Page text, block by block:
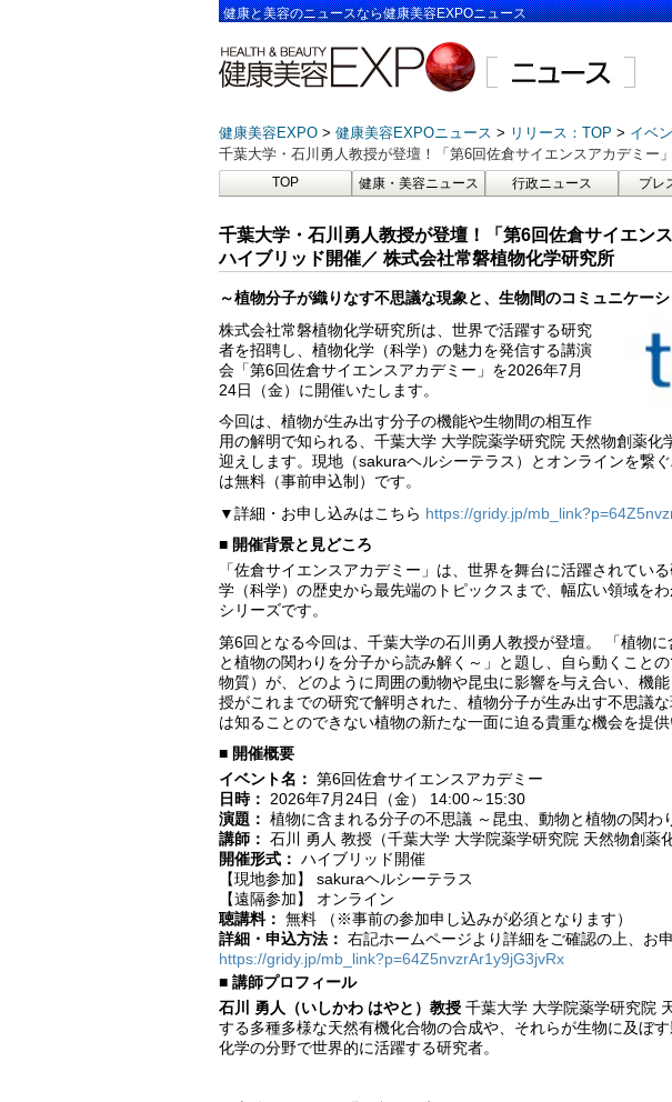
健康と美容のニュースなら健康美容EXPOニュース
健康美容EXPO 健康美容EXPOニュース リリース：TOP
イベ
千葉大学・石川勇人教授が登壇！「第6回佐倉サイエンスアカデミ
TOP 健康・美容ニュース 行政ニュース プレ
千葉大学・石川勇人教授が登壇！「第6回佐倉サイエン
ハイブリッド開催／ 株式会社常磐植物化学研究所
～植物分子が織りなす不思議な現象と、生物間のコミュニケー
株式会社常磐植物化学研究所は、世界で活躍する研究
者を招聘し、植物化学（科学）の魅力を発信する講演
会「第6回佐倉サイエンスアカデミー」を2026年7月
24日（金）に開催いたします。
今回は、植物が生み出す分子の機能や生物間の相互作
用の解明で知られる、千葉大学 大学院薬学研究院 天然物創薬
迎えします。現地（sakuraヘルシーテラス）とオンラインを繋
は無料（事前申込制）です。
▼詳細・お申し込みはこちら https://gridy.jp/
■ 開催背景と見どころ
「佐倉サイエンスアカデミー」は、世界を舞台に活躍されてい
学（科学）の歴史から最先端のトピックスまで、幅広い領域を
シリーズです。
第6回となる今回は、千葉大学の石川勇人教授が登壇。 「植物
と植物の関わりを分子から読み解く～」と題し、自ら動くこと
物質）が、どのように周囲の動物や昆虫に影響を与え合い、機
授がこれまでの研究で解明された、植物分子が生み出す不思議
は知ることのできない植物の新たな一面に迫る貴重な機会を提供
■ 開催概要
イベント名： 第6回佐倉サイエンスアカデミー
日時：
2026年7月24日（金） 14:00～15:30
演題： 植物に含まれる分子の不思議 ～昆虫、動物と植物の関わ
講師： 石川 勇人 教授（千葉大学 大学院薬学研究院 天然物創薬
開催形式： ハイブリッド開催
【現地参加】 sakuraヘルシーテラス
【遠隔参加】 オンライン
聴講料： 無料 （※事前の参加申し込みが必須となります）
詳細・申込方法： 右記ホームページより詳細をご確認の上、お
https://gridy.jp/mb_link?p=64Z5nvzrAr1y9jG3jvRx
■ 講師プロフィール
石川 勇人（いしかわ はやと）教授 千葉大学 大学院薬学研究院
する多種多様な天然有機化合物の合成や、それらが生物に及ぼ
化学の分野で世界的に活躍する研究者。